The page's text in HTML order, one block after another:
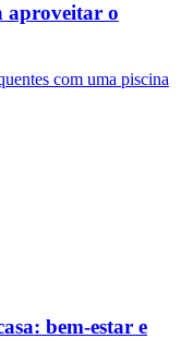
aproveitar o
com uma piscina
bem-estar e